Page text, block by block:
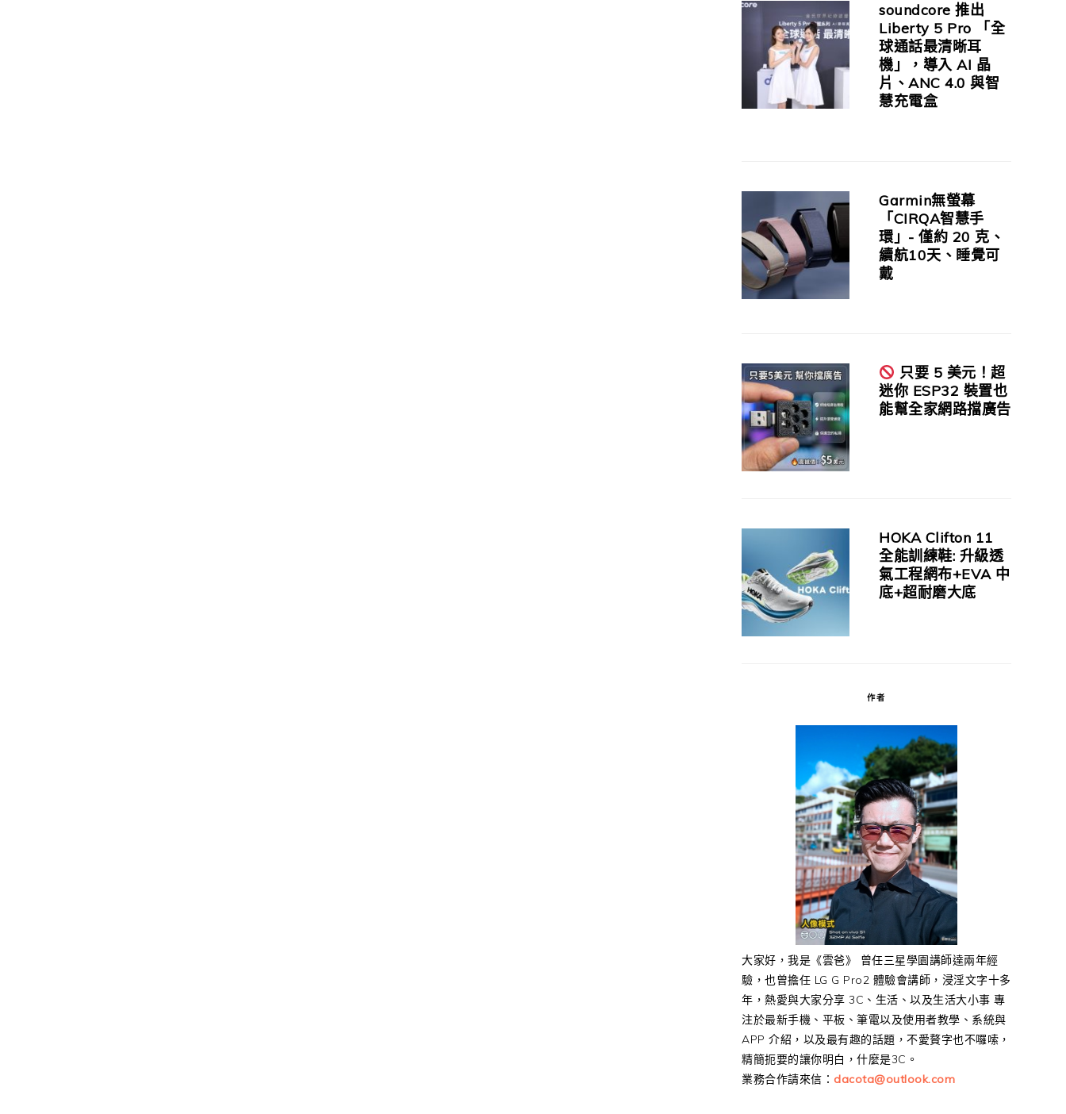
soundcore 推出
Liberty 5 Pro 「全
球通話最清晰耳
機」，導入 AI 晶
片、ANC 4.0 與智
慧充電盒
Garmin無螢幕
「CIRQA智慧手
環」- 僅約 20 克、
續航10天、睡覺可
戴
只要 5 美元！超
迷你 ESP32 裝置也
能幫全家網路擋廣告
HOKA Clifton 11
全能訓練鞋: 升級透
氣工程網布+EVA 中
底+超耐磨大底
作者
大家好，我是《雲爸》 曾任三星學園講師達兩年經
驗，也曾擔任 LG G Pro2 體驗會講師，浸淫文字十多
年，熱愛與大家分享 3C、生活、以及生活大小事 專
注於最新手機、平板、筆電以及使用者教學、系統與
APP 介紹，以及最有趣的話題，不愛贅字也不囉嗦，
精簡扼要的讓你明白，什麼是3C。
業務合作請來信： dacota@outlook.com